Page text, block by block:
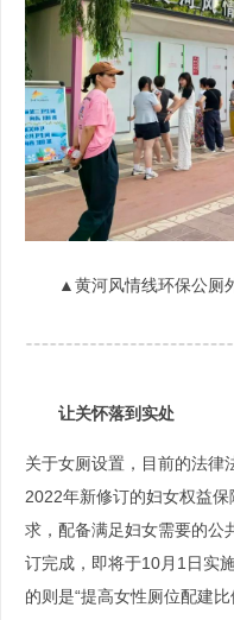
▲黄河风情线环保公厕外
让关怀落到实处
关于女厕设置，目前的法律
2022年新修订的妇女权益
求，配备满足妇女需要的公
订完成，即将于10月1日实
的则是“提高女性厕位配建比